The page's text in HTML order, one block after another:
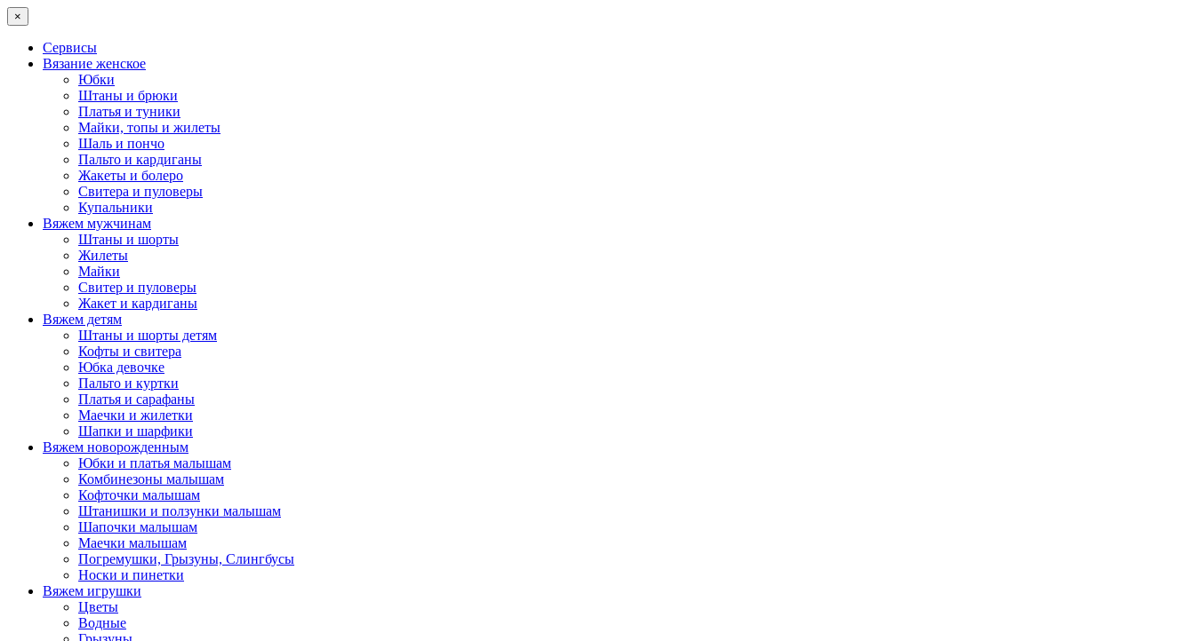
×
Сервисы
Вязание женское
Юбки
Штаны и брюки
Платья и туники
Майки, топы и жилеты
Шаль и пончо
Пальто и кардиганы
Жакеты и болеро
Свитера и пуловеры
Купальники
Вяжем мужчинам
Штаны и шорты
Жилеты
Майки
Свитер и пуловеры
Жакет и кардиганы
Вяжем детям
Штаны и шорты детям
Кофты и свитера
Юбка девочке
Пальто и куртки
Платья и сарафаны
Маечки и жилетки
Шапки и шарфики
Вяжем новорожденным
Юбки и платья малышам
Комбинезоны малышам
Кофточки малышам
Штанишки и ползунки малышам
Шапочки малышам
Маечки малышам
Погремушки, Грызуны, Слингбусы
Носки и пинетки
Вяжем игрушки
Цветы
Водные